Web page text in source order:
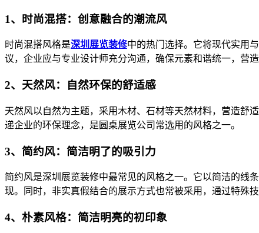
1、时尚混搭：创意融合的潮流风
时尚混搭风格是深圳展览装修中的热门选择。它将现代实用
议，企业应与专业设计师充分沟通，确保元素和谐统一，营
2、天然风：自然环保的舒适感
天然风以自然为主题，采用木材、石材等天然材料，营造舒
递企业的环保理念，是圆桌展览公司常选用的风格之一。
3、简约风：简洁明了的吸引力
简约风是深圳展览装修中最常见的风格之一。它以简洁的线
现。同时，非实真假结合的展示方式也常被采用，通过特殊
4、朴素风格：简洁明亮的初印象